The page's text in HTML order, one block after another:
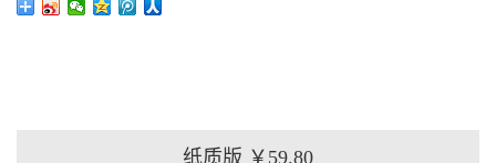
纸质版 ￥59.80